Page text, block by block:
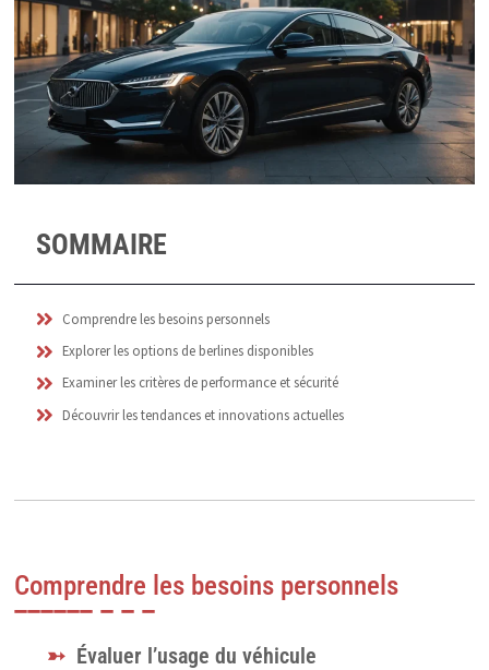
SOMMAIRE
Comprendre les besoins personnels
Explorer les options de berlines disponibles
Examiner les critères de performance et sécurité
Découvrir les tendances et innovations actuelles
Comprendre les besoins personnels
Évaluer l’usage du véhicule